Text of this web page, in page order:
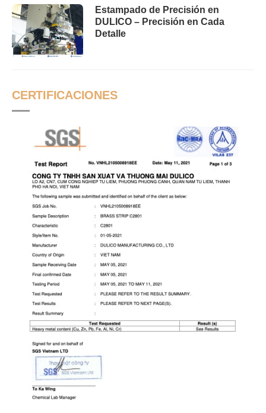
Estampado de Precisión en
DULICO – Precisión en Cada
Detalle
CERTIFICACIONES